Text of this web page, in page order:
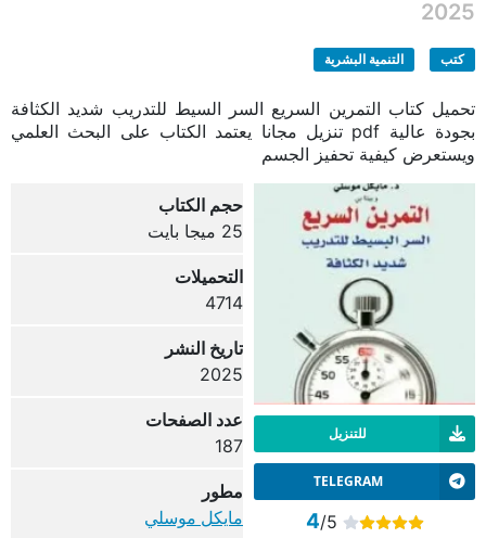
2025
كتب التنمية البشرية
تحميل كتاب التمرين السريع السر السيط للتدريب شديد الكثافة
بجودة عالية pdf تنزيل مجانا يعتمد الكتاب على البحث العلمي
ويستعرض كيفية تحفيز الجسم
للتنزيل
TELEGRAM
4/5
حجم الكتاب
25 ميجا بايت
التحميلات
4714
تاريخ النشر
2025
عدد الصفحات
187
مطور
مايكل موسلي